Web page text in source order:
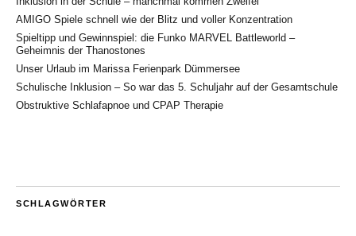
AMIGO Spiele schnell wie der Blitz und voller Konzentration
Spieltipp und Gewinnspiel: die Funko MARVEL Battleworld –
Geheimnis der Thanostones
Unser Urlaub im Marissa Ferienpark Dümmersee
Schulische Inklusion – So war das 5. Schuljahr auf der Gesamtschule
Obstruktive Schlafapnoe und CPAP Therapie
SCHLAGWÖRTER